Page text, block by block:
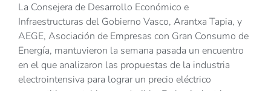
La Consejera de Desarrollo Económico e
Infraestructuras del Gobierno Vasco, Arantxa Tapia, y
AEGE, Asociación de Empresas con Gran Consumo de
Energía, mantuvieron la semana pasada un encuentro
en el que analizaron las propuestas de la industria
electrointensiva para lograr un precio eléctrico